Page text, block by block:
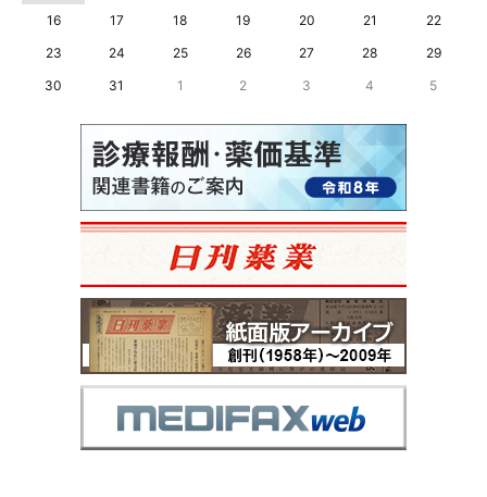
16
17 18 19 20 21
22
23
24 25 26 27 28
29
30
31 1 2 3 4 5